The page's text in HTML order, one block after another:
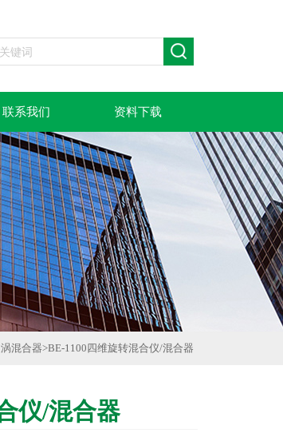
联系我们 资料下载
混合器>BE-1100四维旋转混合仪/混合器
仪/混合器